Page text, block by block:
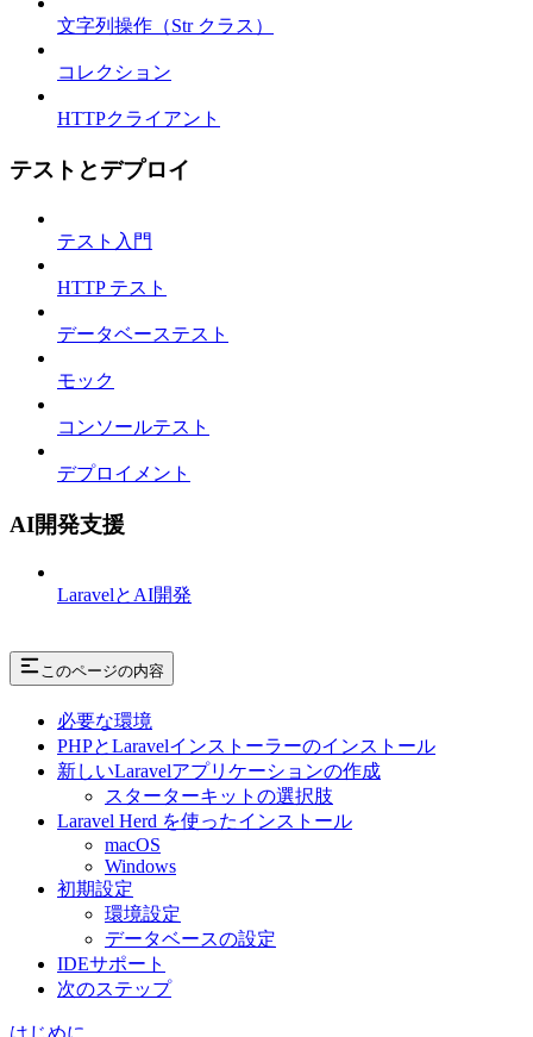
文字列操作（Str クラス）
コレクション
HTTPクライアント
テストとデプロイ
テスト入門
HTTP テスト
データベーステスト
モック
コンソールテスト
デプロイメント
AI開発支援
LaravelとAI開発
このページの内容
必要な環境
PHPとLaravelインストーラーのインストール
新しいLaravelアプリケーションの作成
スターターキットの選択肢
Laravel Herd を使ったインストール
macOS
Windows
初期設定
環境設定
データベースの設定
IDEサポート
次のステップ